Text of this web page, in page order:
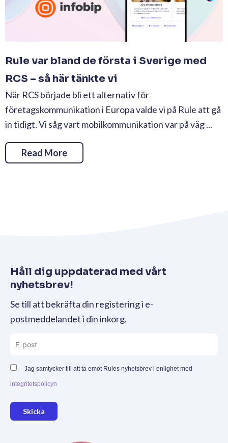
Rule var bland de första i Sverige med
RCS – så här tänkte vi
När RCS började bli ett alternativ för
företagskommunikation i Europa valde vi på Rule att gå
in tidigt. Vi såg vart mobilkommunikation var på väg ...
Read More
Håll dig uppdaterad med vårt
nyhetsbrev!
Se till att bekräfta din registering i e-
postmeddelandet i din inkorg.
Jag samtycker till att ta emot Rules nyhetsbrev i enlighet med
integritetspolicyn
Skicka